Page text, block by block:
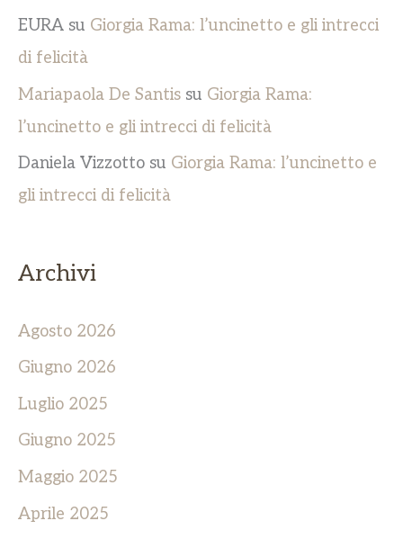
EURA su Giorgia Rama: l’uncinetto e gli intrecci
di felicità
Mariapaola De Santis su Giorgia Rama:
l’uncinetto e gli intrecci di felicità
Daniela Vizzotto su Giorgia Rama: l’uncinetto e
gli intrecci di felicità
Archivi
Agosto 2026
Giugno 2026
Luglio 2025
Giugno 2025
Maggio 2025
Aprile 2025